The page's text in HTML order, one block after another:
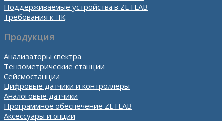
Поддерживаемые устройства в ZETLAB
Требования к ПК
Продукция
Анализаторы спектра
Тензометрические станции
Сейсмостанции
Цифровые датчики и контроллеры
Аналоговые датчики
Программное обеспечение ZETLAB
Аксессуары и опции